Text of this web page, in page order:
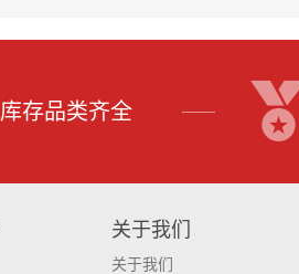
库存品类齐全
关于我们
关于我们